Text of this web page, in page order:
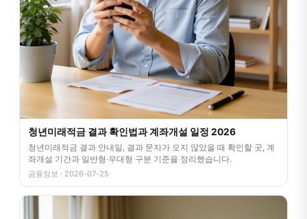
청년미래적금 결과 확인법과 계좌개설 일정 2026
청년미래적금 결과 안내일, 결과 문자가 오지 않았을 때 확인할 곳, 계
좌개설 기간과 일반형·우대형 구분 기준을 정리했습니다.
금융정보 · 2026-07-25